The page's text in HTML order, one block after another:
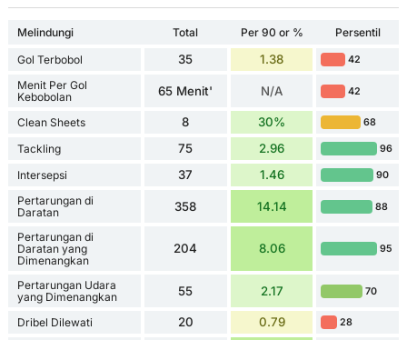
Melindungi Total Per 90 or %
Persentil
Gol Terbobol
35 1.38 42
Menit Per Gol
Kebobolan
65 Menit' N/A 42
Clean Sheets 8 30% 68
Tackling 75 2.96 96
Intersepsi 37 1.46 90
Pertarungan di
Daratan
358 14.14 88
Pertarungan di
Daratan yang
Dimenangkan
204 8.06 95
Pertarungan Udara
yang Dimenangkan
55 2.17 70
Dribel Dilewati 20 0.79 28